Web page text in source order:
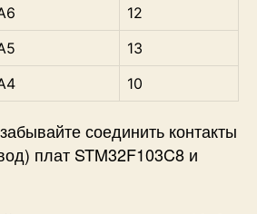
12
13
10
соединить контакты
плат STM32F103C8 и